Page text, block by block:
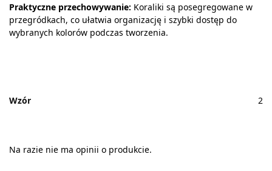
Praktyczne przechowywanie: Koraliki są posegregowane w
przegródkach, co ułatwia organizację i szybki dostęp do
wybranych kolorów podczas tworzenia.
Wzór 2
Na razie nie ma opinii o produkcie.